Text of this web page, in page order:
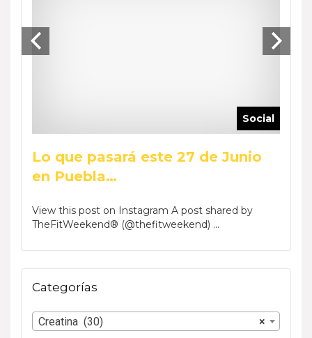
Social
Lo que pasará este 27 de Junio
en Puebla…
View this post on Instagram A post shared by
TheFitWeekend® (@thefitweekend) ...
Categorías
×
Creatina (30)